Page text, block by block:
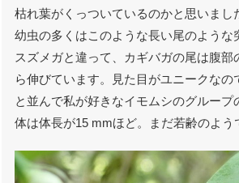
枯れ葉がくっついているのかと思いまし
幼虫の多くはこのような長い尾のような
スズメガと違って、カギバガの尾は腹部
ら伸びています。見た目がユニークなの
と並んで私が好きなイモムシのグループ
体は体長が15 mmほど。まだ若齢のよう